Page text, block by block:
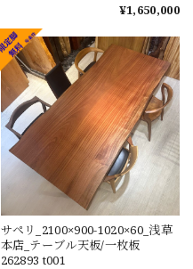
¥1,650,000
サペリ_2100×900-1020×60_浅草
本店_テーブル天板/一枚板
262893 t001